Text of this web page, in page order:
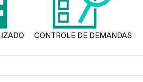
CONTROLE DE DEMANDAS